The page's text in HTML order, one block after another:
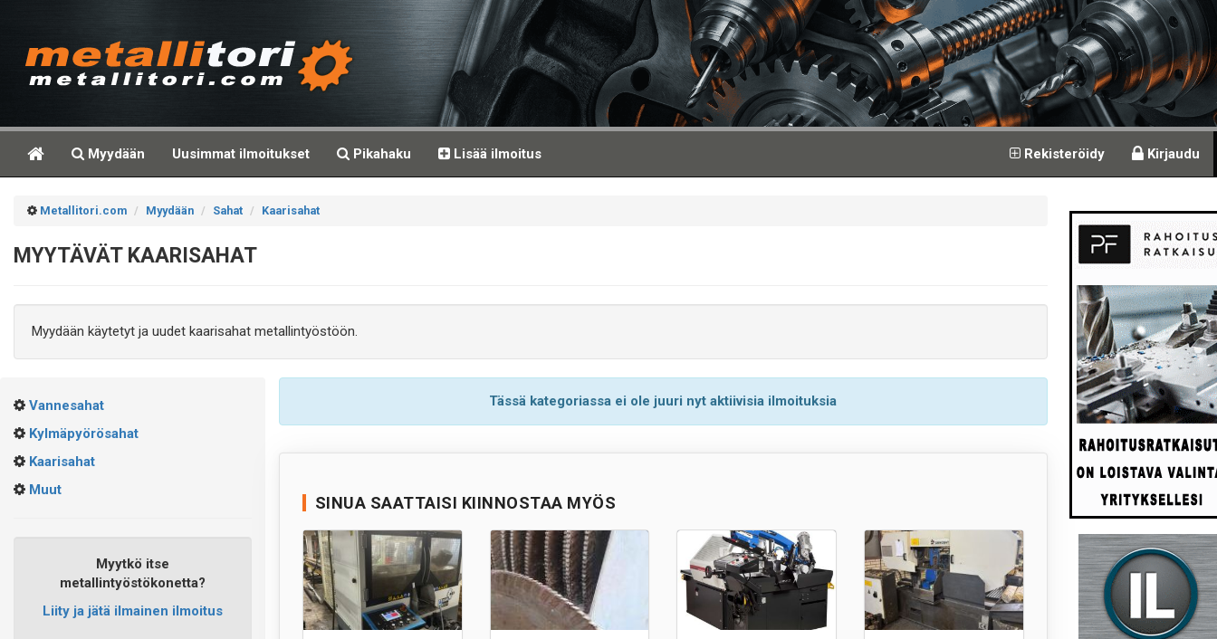
Myydään Uusimmat ilmoitukset Pikahaku Lisää ilmoitus Rekisteröidy Kirjaudu
Metallitori.com Myydään Sahat Kaarisahat
MYYTÄVÄT KAARISAHAT
Myydään käytetyt ja uudet kaarisahat metallintyöstöön.
Vannesahat
Kylmäpyörösahat
Kaarisahat
Muut
Myytkö itse
metallintyöstökonetta?
Liity ja jätä ilmainen ilmoitus
Tässä kategoriassa ei ole juuri nyt aktiivisia ilmoituksia
SINUA SAATTAISI KIINNOSTAA MYÖS